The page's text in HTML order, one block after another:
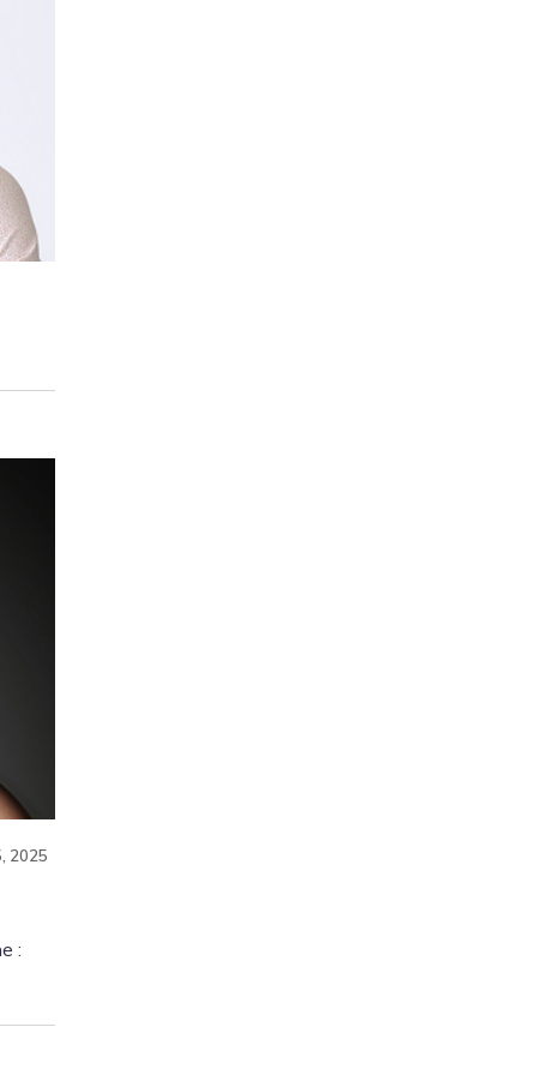
2025
: